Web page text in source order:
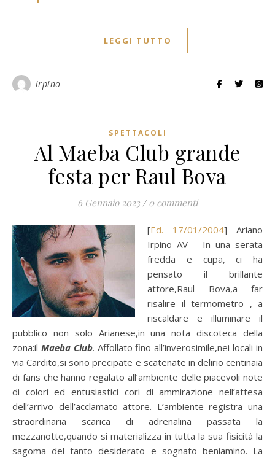
LEGGI TUTTO
irpino
SPETTACOLI
Al Maeba Club grande
festa per Raul Bova
6 Gennaio 2023 / 0 commenti
[ Ed. 17/01/2004] Ariano
Irpino AV – In una serata
fredda e cupa, ci ha
pensato il brillante
attore,Raul Bova,a far
risalire il termometro , a
riscaldare e illuminare il
pubblico non solo Arianese,in una nota discoteca della
zona:il Maeba Club. Affollato fino all’inverosimile,nei locali in
via Cardito,si sono precipate e scatenate in delirio centinaia
di fans che hanno regalato all’ambiente delle piacevoli note
di colori ed entusiastici cori di ammirazione nell’attesa
dell’arrivo dell’acclamato attore. L’ambiente registra una
straordinaria scarica di adrenalina passata la
mezzanotte,quando si materializza in tutta la sua fisicità la
sagoma del tanto desiderato e sognato beniamino. La